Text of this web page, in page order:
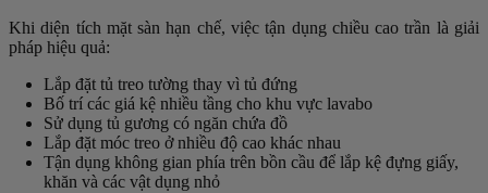
Khi diện tích mặt sàn hạn chế, việc tận dụng chiều cao trần là giải
pháp hiệu quả:
Lắp đặt tủ treo tường thay vì tủ đứng
Bố trí các giá kệ nhiều tầng cho khu vực lavabo
Sử dụng tủ gương có ngăn chứa đồ
Lắp đặt móc treo ở nhiều độ cao khác nhau
Tận dụng không gian phía trên bồn cầu để lắp kệ đựng giấy,
khăn và các vật dụng nhỏ